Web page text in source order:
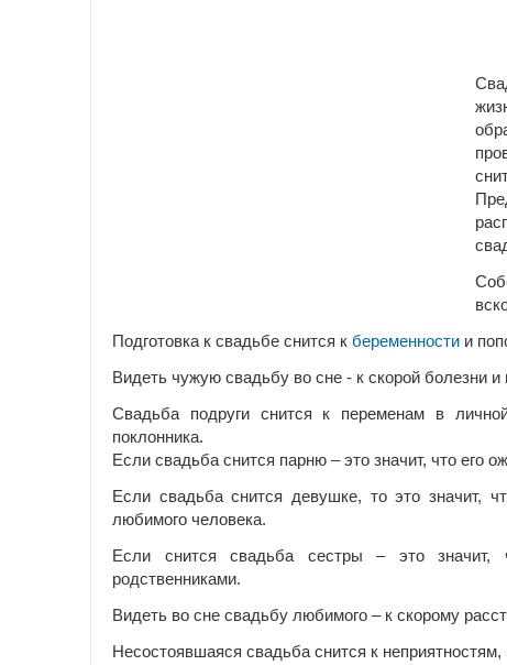
Подготовка к свадьбе снится к беременности и
Видеть чужую свадьбу во сне - к скорой болезни и
Свадьба подруги снится к переменам в
поклонника.
Если свадьба снится парню – это значит, что его
Если свадьба снится девушке, то это значит,
любимого человека.
Если снится свадьба сестры – это
родственниками.
Видеть во сне свадьбу любимого – к скорому
Несостоявшаяся свадьба снится к